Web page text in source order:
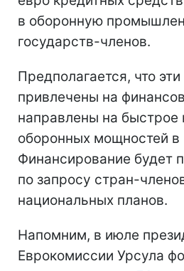
в оборонную
государств-членов.
Предполагается, что
привлечены на
направлены на быстрое
оборонных мощностей в
Финансирование будет
по запросу стран-
национальных планов.
Напомним, в июле
Еврокомиссии Урсула